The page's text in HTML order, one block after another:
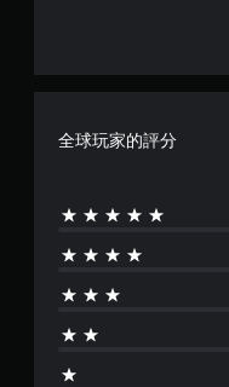
全球玩家的評分